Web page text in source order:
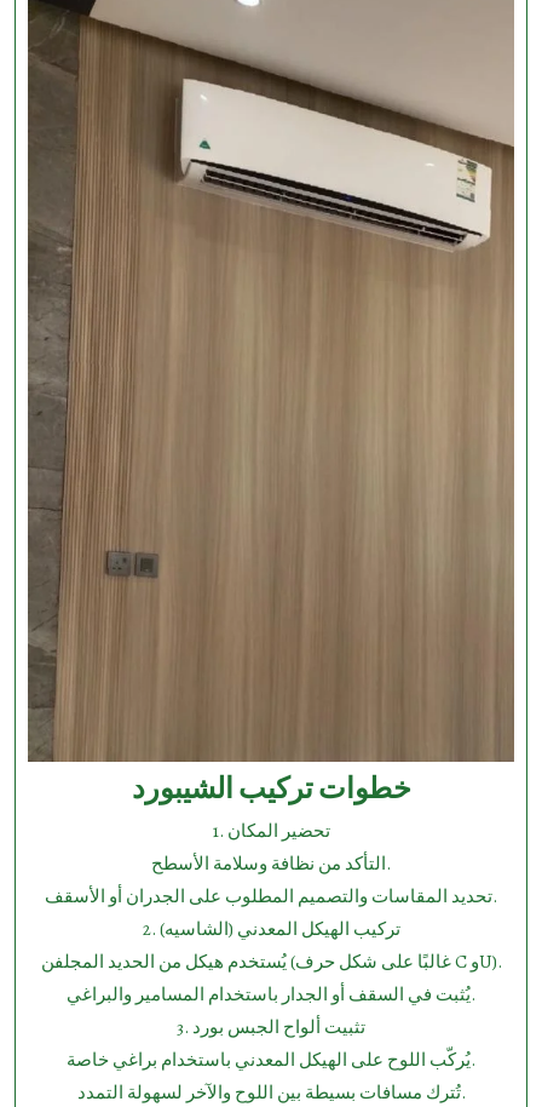
خطوات تركيب الشيبورد
1.⁠ ⁠تحضير المكان
التأكد من نظافة وسلامة الأسطح.
تحديد المقاسات والتصميم المطلوب على الجدران أو الأسقف.
2.⁠ ⁠تركيب الهيكل المعدني (الشاسيه)
يُستخدم هيكل من الحديد المجلفن (غالبًا على شكل حرف C وU).
يُثبت في السقف أو الجدار باستخدام المسامير والبراغي.
3.⁠ ⁠تثبيت ألواح الجبس بورد
يُركّب اللوح على الهيكل المعدني باستخدام براغي خاصة.
تُترك مسافات بسيطة بين اللوح والآخر لسهولة التمدد.